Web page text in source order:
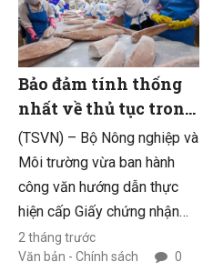
Bảo đảm tính thống
nhất về thủ tục trong
xuất khẩu thủy sản
sang EU
(TSVN) – Bộ Nông nghiệp và
Môi trường vừa ban hành
công văn hướng dẫn thực
hiện cấp Giấy chứng nhận
nguồn gốc thủy sản khai
thác (CC) và Giấy xác nhận
2 tháng trước
Văn bản - Chính sách
0